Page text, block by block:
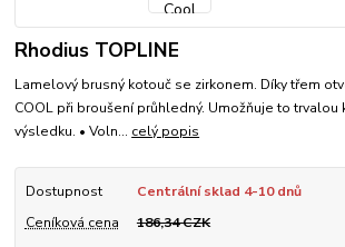
Rhodius TOPLINE
Lamelový brusný kotouč se zirkonem. Díky třem
COOL při broušení průhledný. Umožňuje to trvalou
výsledku. • Voln... celý popis
Dostupnost
Centrální sklad 4-10 dnů
Ceníková cena
186,34 CZK